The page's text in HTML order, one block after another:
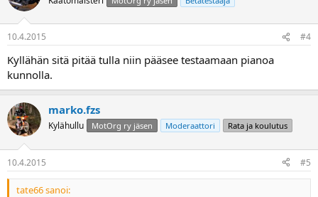
10.4.2015 #4
Kyllähän sitä pitää tulla niin pääsee testaamaan pianoa
kunnolla.
marko.fzs
Kylähullu MotOrg ry jäsen Moderaattori Rata ja koulutus
10.4.2015 #5
tate66 sanoi: